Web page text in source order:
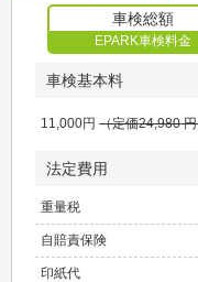
車検総額
EPARK車検料金
車検基本料
11,000円 （定価24,980円
法定費用
重量税
自賠責保険
印紙代